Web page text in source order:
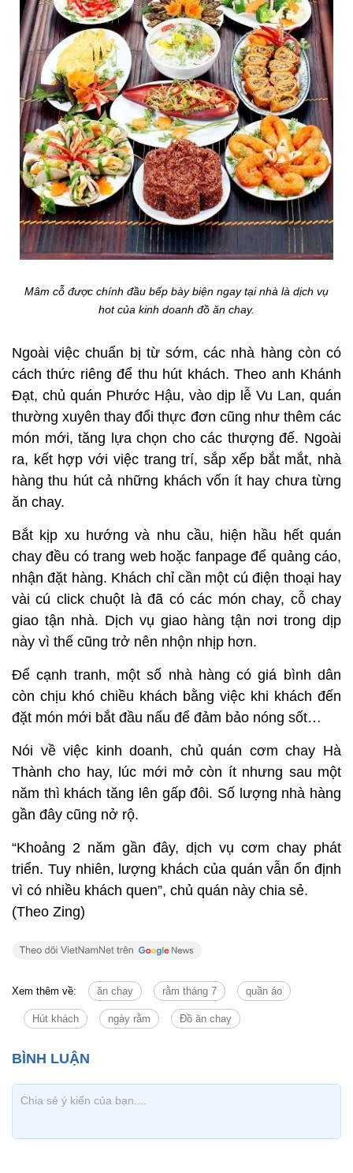
Mâm cỗ được chính đầu bếp bày biện ngay tại nhà là dịch vụ
hot của kinh doanh đồ ăn chay.
Ngoài việc chuẩn bị từ sớm, các nhà hàng còn có
cách thức riêng để thu hút khách. Theo anh Khánh
Đạt, chủ quán Phước Hậu, vào dịp lễ Vu Lan, quán
thường xuyên thay đổi thực đơn cũng như thêm các
món mới, tăng lựa chọn cho các thượng đế. Ngoài
ra, kết hợp với việc trang trí, sắp xếp bắt mắt, nhà
hàng thu hút cả những khách vốn ít hay chưa từng
ăn chay.
Bắt kịp xu hướng và nhu cầu, hiện hầu hết quán
chay đều có trang web hoặc fanpage để quảng cáo,
nhận đặt hàng. Khách chỉ cần một cú điện thoại hay
vài cú click chuột là đã có các món chay, cỗ chay
giao tận nhà. Dịch vụ giao hàng tận nơi trong dịp
này vì thế cũng trở nên nhộn nhịp hơn.
Để cạnh tranh, một số nhà hàng có giá bình dân
còn chịu khó chiều khách bằng việc khi khách đến
đặt món mới bắt đầu nấu để đảm bảo nóng sốt…
Nói về việc kinh doanh, chủ quán cơm chay Hà
Thành cho hay, lúc mới mở còn ít nhưng sau một
năm thì khách tăng lên gấp đôi. Số lượng nhà hàng
gần đây cũng nở rộ.
“Khoảng 2 năm gần đây, dịch vụ cơm chay phát
triển. Tuy nhiên, lượng khách của quán vẫn ổn định
vì có nhiều khách quen”, chủ quán này chia sẻ.
(Theo Zing)
Xem thêm về: ăn chay rằm tháng 7 quần áo
Hút khách ngày rằm Đồ ăn chay